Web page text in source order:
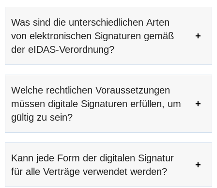
Was sind die unterschiedlichen Arten
von elektronischen Signaturen gemäß
der eIDAS-Verordnung?
Welche rechtlichen Voraussetzungen
müssen digitale Signaturen erfüllen, um
gültig zu sein?
Kann jede Form der digitalen Signatur
für alle Verträge verwendet werden?